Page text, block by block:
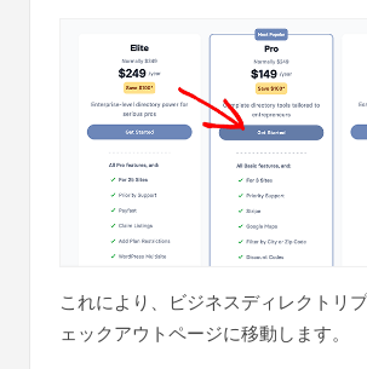
これにより、ビジネスディレクトリ
ェックアウトページに移動します。